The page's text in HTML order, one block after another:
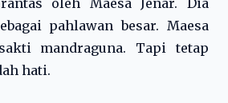
oleh Maesa Jenar. Dia
pahlawan besar. Maesa
mandraguna. Tapi tetap
hati.